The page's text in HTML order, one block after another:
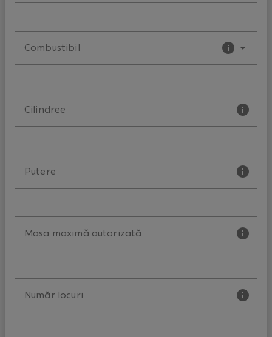
Combustibil
Cilindree
Putere
Masa maximă autorizată
Număr locuri